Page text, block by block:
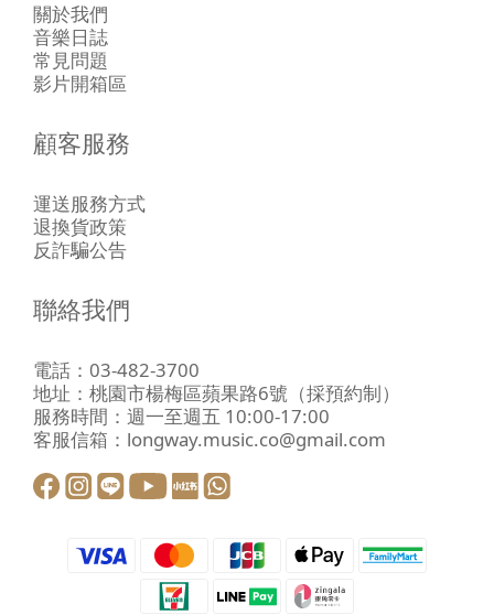
關於我們
音樂日誌
常見問題
影片開箱區
顧客服務
運送服務方式
退換貨政策
反詐騙公告
聯絡我們
電話：03-482-3700
地址： 桃園市楊梅區蘋果路6號 （採預約制）
服務時間：週一至週五 10:00-17:00
客服信箱：longway.music.co@gmail.com